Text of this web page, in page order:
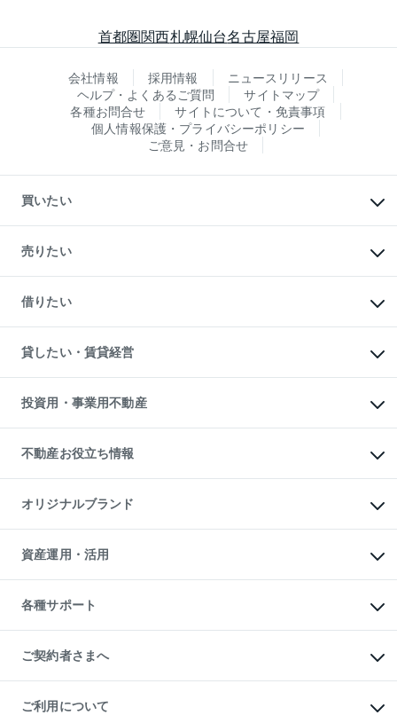
首都圏関西札幌仙台名古屋福岡
会社情報 採用情報
ニュースリリース
ヘルプ・よくあるご質問
サイトマップ
各種お問合せ
サイトについて・免責事項
個人情報保護・プライバシーポリシー
ご意見・お問合せ
買いたい
新築・分譲マンションの購入
中古マンションの購入
一戸建ての購入
中古一戸建ての購入
不動産購入の流れ
注目キーワード物件特集
購入ガイド
English 繁体中文簡体中文
売りたい
一戸建ての売却・査定
土地の売却・査定
スピードAI査定
不動産査定について
不動産売却の流れ
不動産買換えの流れ
売却ガイド
借りたい
オフィス・店舗の賃貸
借りるときの流れ
借りるガイド
貸したい・賃貸経営
マンション賃料データ
賃貸管理プラン
リロケーションについて
貸すガイド
投資用・事業用不動産
事業用不動産
マンション投資
投資用マンション
アパート経営
収益物件
ビル購入（ビル一棟）
投資用不動産の売却査定
事業用不動産の売却査定
不動産お役立ち情報
マンションライブラリー
人気マンションランキング
暮らしに役立つ不動産メディア
不動産相場・不動産価格情報
不動産コラム・ニュース
不動産用語集
不動産なんでもネット相談室
住まいの税金
オリジナルブランド
一棟リノベーションマンション
L`GENTE（ルジェンテ）
区分リノベーションマンション
投資用一棟レジデンスWELL
不動産小口投資
LEGACIA（レガシア）
資産運用・活用
不動産M&A
アセットマネジメント・出資
各種サポート
相続サポート
リフォームサポート
ご契約者さまへ
ご紹介・再契約特典
入居者様専用-各種ご案内（賃貸）
ご利用について